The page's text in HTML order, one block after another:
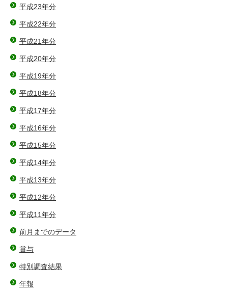
平成23年分
平成22年分
平成21年分
平成20年分
平成19年分
平成18年分
平成17年分
平成16年分
平成15年分
平成14年分
平成13年分
平成12年分
平成11年分
前月までのデータ
賞与
特別調査結果
年報